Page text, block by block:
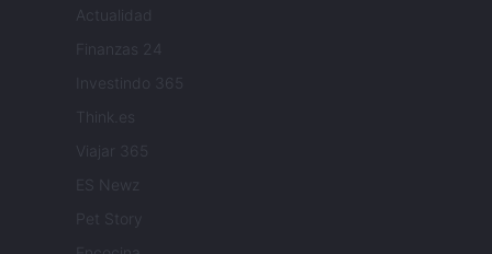
Actualidad
Finanzas 24
Investindo 365
Think.es
Viajar 365
ES Newz
Pet Story